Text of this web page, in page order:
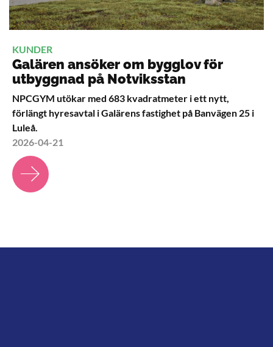
KUNDER
Galären ansöker om bygglov för
utbyggnad på Notviksstan
NPCGYM utökar med 683 kvadratmeter i ett nytt,
förlängt hyresavtal i Galärens fastighet på Banvägen 25 i
Luleå.
2026-04-21